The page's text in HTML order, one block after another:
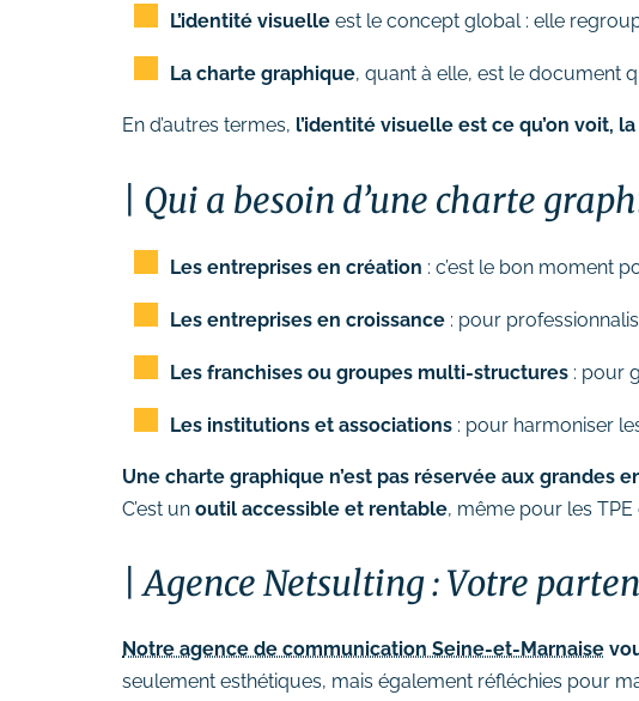
L’identité visuelle est le concept global : elle
La charte graphique, quant à elle, est le document
En d’autres termes, l’identité visuelle est ce qu’on voit,
Qui a besoin d’une charte
Les entreprises en création : c’est le bon moment
Les entreprises en croissance : pour
Les franchises ou groupes multi-structures : pour
Les institutions et associations : pour harmoniser
Une charte graphique n’est pas réservée aux grandes
C’est un outil accessible et rentable, même pour les
Agence Netsulting : Votre
Notre agence de communication Seine-et-Marnaise
seulement esthétiques, mais également réfléchies pour